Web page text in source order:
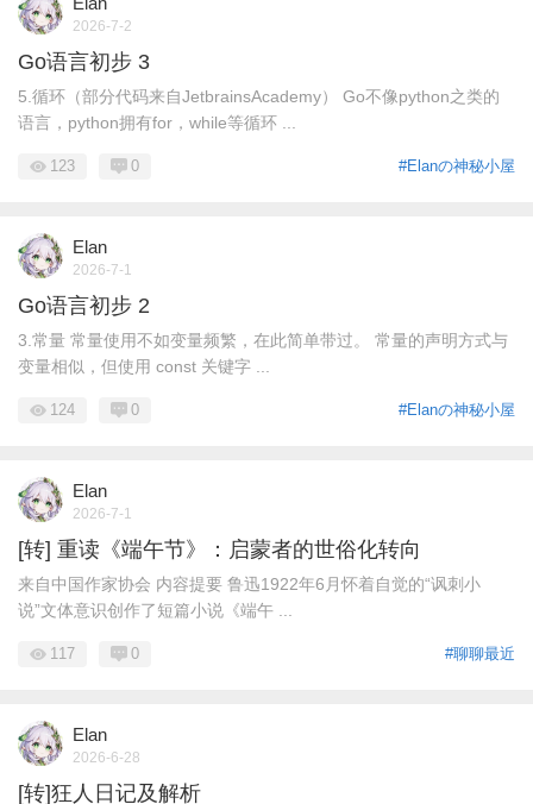
2026-7-2
Go语言初步 3
5.循环（部分代码来自JetbrainsAcademy） Go不像python之类的
语言，python拥有for，while等循环 ...
#Elanの神秘小屋
123 0
Elan
2026-7-1
Go语言初步 2
3.常量 常量使用不如变量频繁，在此简单带过。 常量的声明方式与
变量相似，但使用 const 关键字 ...
#Elanの神秘小屋
124 0
Elan
2026-7-1
[转] 重读《端午节》：启蒙者的世俗化转向
来自中国作家协会 内容提要 鲁迅1922年6月怀着自觉的“讽刺小
说”文体意识创作了短篇小说《端午 ...
#聊聊最近
117 0
Elan
2026-6-28
[转]狂人日记及解析